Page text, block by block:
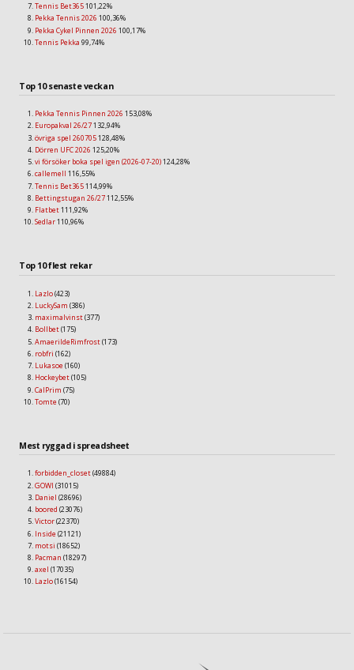
Tennis Bet365101,22%
Pekka Tennis 2026 100,36%
Pekka Cykel Pinnen 2026 100,17%
Tennis Pekka 99,74%
Top 10 senaste veckan
Pekka Tennis Pinnen 2026 153,08%
Europakval 26/27132,94%
övriga spel 260705128,48%
Dörren UFC 2026 125,20%
vi försöker boka spel igen (2026-07-20)124,28%
callemell 116,55%
Tennis Bet365114,99%
Bettingstugan 26/27112,55%
Flatbet111,92%
Sedlar110,96%
Top 10 flest rekar
Lazlo(423)
LuckySam (386)
maximalvinst(377)
Bollbet(175)
AmaerildeRimfrost(173)
robfri (162)
Lukasoe (160)
Hockeybet(105)
CalPrim (75)
Tomte (70)
Mest ryggad i spreadsheet
forbidden_closet(49884)
GOWI (31015)
Daniel (28696)
boored (23076)
Victor(22370)
Inside (21121)
motsi (18652)
Pacman (18297)
axel (17035)
Lazlo(16154)